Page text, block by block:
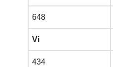
648
Vi
434